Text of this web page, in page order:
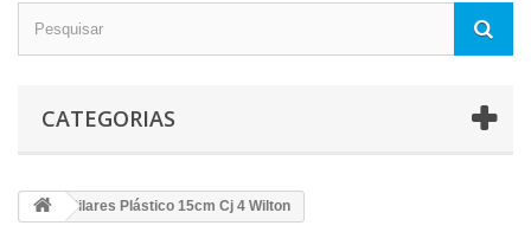
CATEGORIAS
Pilares Plástico 15cm Cj 4 Wilton